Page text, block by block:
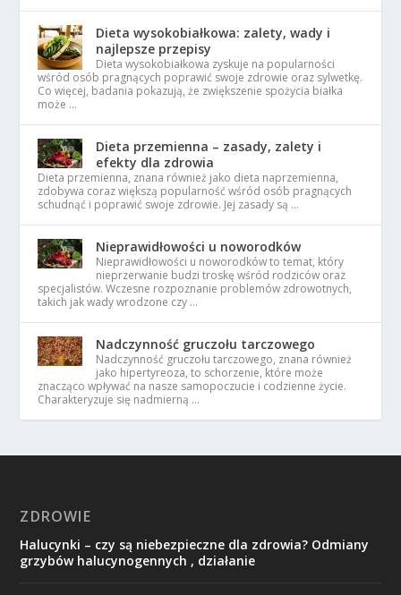
Dieta wysokobiałkowa: zalety, wady i
najlepsze przepisy
Dieta wysokobiałkowa zyskuje na popularności
wśród osób pragnących poprawić swoje zdrowie oraz sylwetkę.
Co więcej, badania pokazują, że zwiększenie spożycia białka
może …
Dieta przemienna – zasady, zalety i
efekty dla zdrowia
Dieta przemienna, znana również jako dieta naprzemienna,
zdobywa coraz większą popularność wśród osób pragnących
schudnąć i poprawić swoje zdrowie. Jej zasady są …
Nieprawidłowości u noworodków
Nieprawidłowości u noworodków to temat, który
nieprzerwanie budzi troskę wśród rodziców oraz
specjalistów. Wczesne rozpoznanie problemów zdrowotnych,
takich jak wady wrodzone czy …
Nadczynność gruczołu tarczowego
Nadczynność gruczołu tarczowego, znana również
jako hipertyreoza, to schorzenie, które może
znacząco wpływać na nasze samopoczucie i codzienne życie.
Charakteryzuje się nadmierną …
ZDROWIE
Halucynki – czy są niebezpieczne dla zdrowia? Odmiany
grzybów halucynogennych , działanie